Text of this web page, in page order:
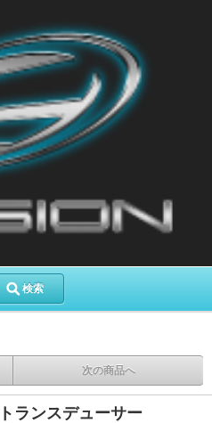
検索
次の商品へ
ランスデューサー